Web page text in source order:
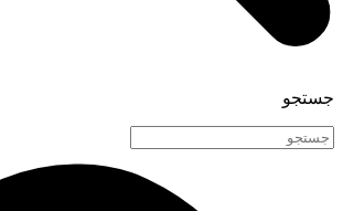
جستجو